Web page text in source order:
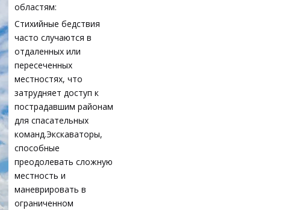
областям:
Стихийные бедствия
часто случаются в
отдаленных или
пересеченных
местностях, что
затрудняет доступ к
пострадавшим районам
для спасательных
команд.Экскаваторы,
способные
преодолевать сложную
местность и
маневрировать в
ограниченном